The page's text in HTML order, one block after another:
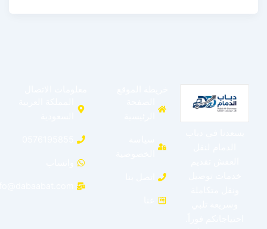
الرئيسية
الخصوصية
اتصل بنا
عنا
السعودية
0576195855
واتساب
info@dabaabat.com